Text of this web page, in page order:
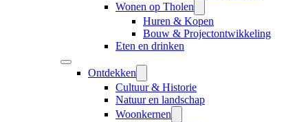
Wonen op Tholen
Huren & Kopen
Bouw & Projectontwikkeling
Eten en drinken
Ontdekken
Cultuur & Historie
Natuur en landschap
Woonkernen